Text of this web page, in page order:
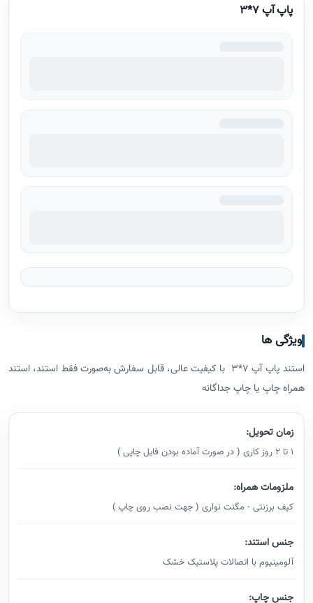
پاپ آپ 7*3
ویژگی ها
استند پاپ آپ 7*3 با کیفیت عالی، قابل سفارش به‌صورت فقط استند، استند
همراه چاپ یا چاپ جداگانه
زمان تحویل:
1 تا 2 روز کاری ( در صورت آماده بودن فایل چاپی )
ملزومات همراه:
کیف برزنتی - مگنت نواری ( جهت نصب روی چاپ )
جنس استند:
آلومینیوم با اتصالات پلاستیک خشک
جنس چاپ: